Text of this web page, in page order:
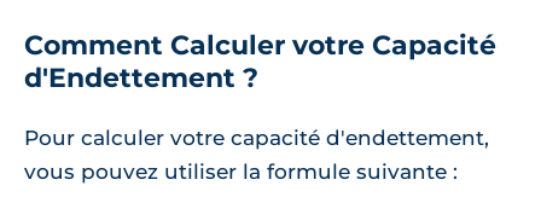
Comment Calculer votre Capacité
d'Endettement ?
Pour calculer votre capacité d'endettement,
vous pouvez utiliser la formule suivante :